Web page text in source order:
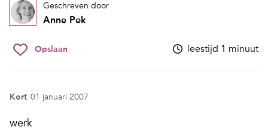
Geschreven door
Anne Pek
Opslaan leestijd 1 minuut
Kort 01 januari 2007
werk